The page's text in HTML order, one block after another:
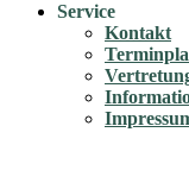
Service
Kontakt